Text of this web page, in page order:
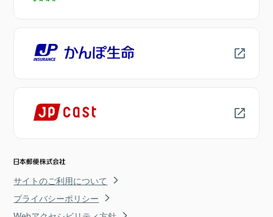
サイトのご利用について
プライバシーポリシー